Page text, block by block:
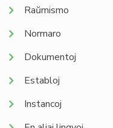
Raŭmismo
Normaro
Dokumentoj
Establoj
Instancoj